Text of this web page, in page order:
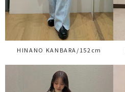
HINANO KANBARA/152cm